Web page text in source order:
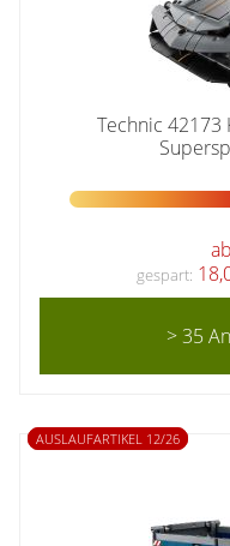
Technic 42173
ab
gespart:
> 35
AUSLAUFARTIKEL 12/26